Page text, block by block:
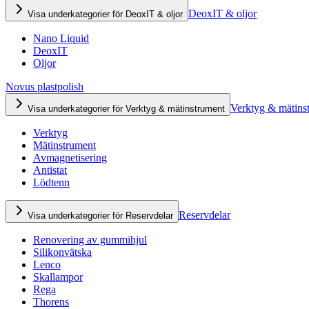
Visa underkategorier för DeoxIT & oljor DeoxIT & oljor
Nano Liquid
DeoxIT
Oljor
Novus plastpolish
Visa underkategorier för Verktyg & mätinstrument Verktyg &
Verktyg
Mätinstrument
Avmagnetisering
Antistat
Lödtenn
Visa underkategorier för Reservdelar Reservdelar
Renovering av gummihjul
Silikonvätska
Lenco
Skallampor
Rega
Thorens